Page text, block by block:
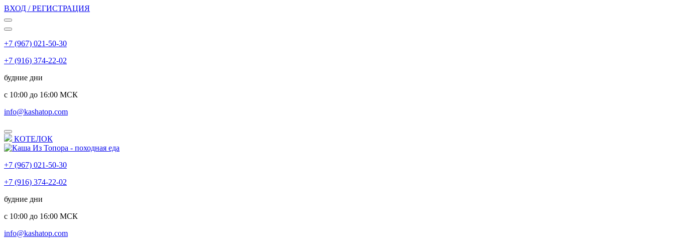
ВХОД / РЕГИСТРАЦИЯ
+7 (967) 021-50-30
+7 (916) 374-22-02
будние дни
с 10:00 до 16:00 МСК
info@kashatop.com
КОТЕЛОК
+7 (967) 021-50-30
+7 (916) 374-22-02
будние дни
с 10:00 до 16:00 МСК
info@kashatop.com